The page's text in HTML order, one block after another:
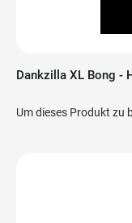
Dankzilla XL Bong -
Um dieses Produkt zu